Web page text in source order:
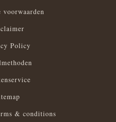
voorwaarden
Policy
& conditions